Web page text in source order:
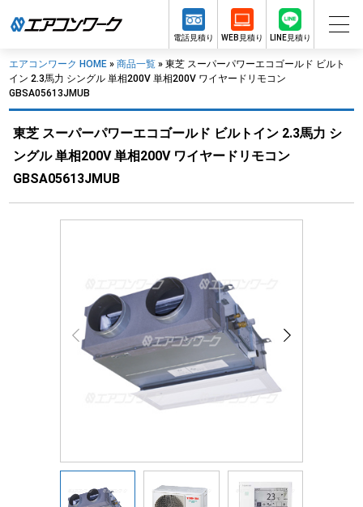
電話見積り WEB見積り LINE見積り
エアコンワーク HOME » 商品一覧 » 東芝 スーパーパワーエコゴールド ビルト
イン 2.3馬力 シングル 単相200V 単相200V ワイヤードリモコン
GBSA05613JMUB
東芝 スーパーパワーエコゴールド ビルトイン 2.3馬力 シ
ングル 単相200V 単相200V ワイヤードリモコン
GBSA05613JMUB